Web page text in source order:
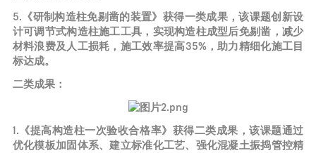
5.《研制构造柱免剔凿的装置》获得一类成果，该课题创新设
计可调节式构造柱施工工具，实现构造柱成型后免剔凿，减少
材料浪费及人工损耗，施工效率提高35%，助力精细化施工目
标达成。
二类成果：
1.《提高构造柱一次验收合格率》获得二类成果，该课题通过
优化模板加固体系、建立标准化工艺、强化混凝土振捣管控精